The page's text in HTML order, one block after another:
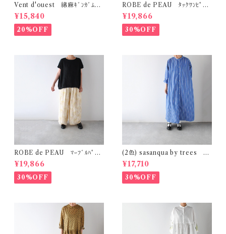
Vent d'ouest 綿麻ｷﾞﾝｶﾞﾑﾁｪ
ｯｸ ﾉｰｶﾗｰｼﾞｬｹｯﾄ VE19621
¥15,840
20%OFF
ROBE de PEAU ﾀｯｸﾜﾝﾋﾟｰｽ
(ﾌﾟﾗﾑ) R342
¥19,866
30%OFF
ROBE de PEAU ﾏｰﾌﾞﾙﾊﾟﾀｰ
ﾝ ﾜｲﾄﾞﾊﾟﾝﾂ (ｽｷﾝﾏｰﾌﾞﾙ(ｲｴﾛｰ系)
) R303
¥19,866
30%OFF
(2色) sasanqua by trees ｶｹ
ｱｲﾜﾝﾋﾟｰｽ AN-318
¥17,710
30%OFF